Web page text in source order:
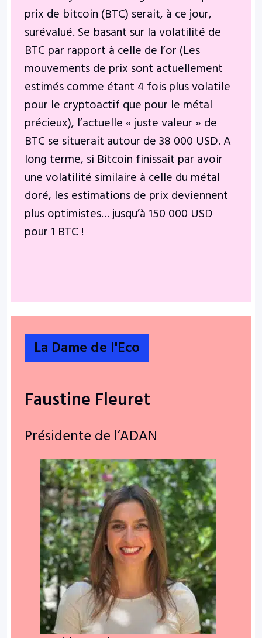
prix de bitcoin (BTC) serait, à ce jour,
surévalué. Se basant sur la volatilité de
BTC par rapport à celle de l’or (Les
mouvements de prix sont actuellement
estimés comme étant 4 fois plus volatile
pour le cryptoactif que pour le métal
précieux), l’actuelle « juste valeur » de
BTC se situerait autour de 38 000 USD. A
long terme, si Bitcoin finissait par avoir
une volatilité similaire à celle du métal
doré, les estimations de prix deviennent
plus optimistes… jusqu’à 150 000 USD
pour 1 BTC !
La Dame de l'Eco
Faustine Fleuret
Présidente de l’ADAN